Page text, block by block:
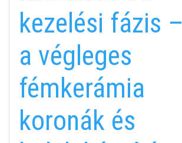
kezelési fázis –
a végleges
fémkerámia
koronák és